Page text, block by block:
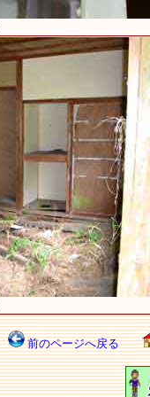
前のページへ戻る